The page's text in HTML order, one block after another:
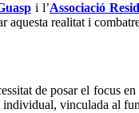
i l’Associació
aquesta realitat i
de posar el focus
vinculada al